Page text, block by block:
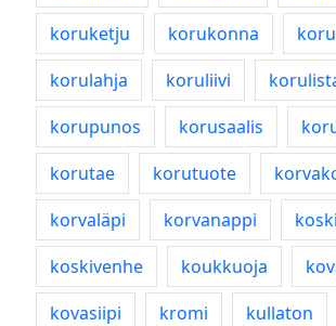
koruketju
korukonna
korulahja
koruliivi
korupunos
korusaalis
korutae
korutuote
korvaläpi
korvanappi
koskivenhe
koukkuoja
kovasiipi
kromi
kullaton